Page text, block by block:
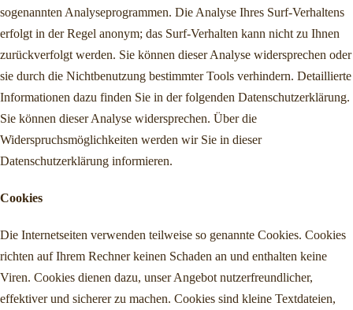
sogenannten Analyseprogrammen. Die Analyse Ihres Surf-Verhaltens
erfolgt in der Regel anonym; das Surf-Verhalten kann nicht zu Ihnen
zurückverfolgt werden. Sie können dieser Analyse widersprechen oder
sie durch die Nichtbenutzung bestimmter Tools verhindern. Detaillierte
Informationen dazu finden Sie in der folgenden Datenschutzerklärung.
Sie können dieser Analyse widersprechen. Über die
Widerspruchsmöglichkeiten werden wir Sie in dieser
Datenschutzerklärung informieren.
Cookies
Die Internetseiten verwenden teilweise so genannte Cookies. Cookies
richten auf Ihrem Rechner keinen Schaden an und enthalten keine
Viren. Cookies dienen dazu, unser Angebot nutzerfreundlicher,
effektiver und sicherer zu machen. Cookies sind kleine Textdateien,